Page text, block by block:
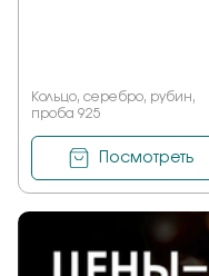
Кольцо, серебро, рубин,
проба 925
Посмотреть